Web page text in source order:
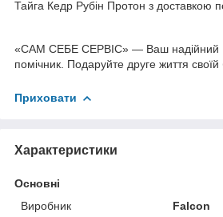
Тайга Кедр Рубін Протон з доставкою по
«САМ СЕБЕ СЕРВІС» — Ваш надійний
помічник. Подаруйте друге життя своїй
Приховати
Характеристики
Основні
Виробник
Falcon